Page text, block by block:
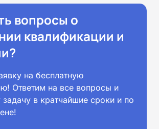
вопросы о
квалификации и
на бесплатную
Ответим на все вопросы и
в кратчайшие сроки и по